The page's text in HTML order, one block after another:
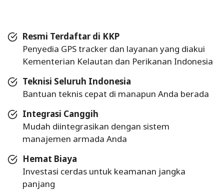
Resmi Terdaftar di KKP
Penyedia GPS tracker dan layanan yang diakui
Kementerian Kelautan dan Perikanan Indonesia
Teknisi Seluruh Indonesia
Bantuan teknis cepat di manapun Anda berada
Integrasi Canggih
Mudah diintegrasikan dengan sistem
manajemen armada Anda
Hemat Biaya
Investasi cerdas untuk keamanan jangka
panjang